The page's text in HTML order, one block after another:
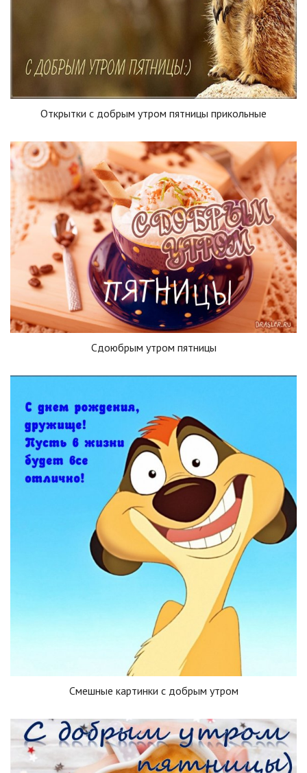
Открытки с добрым утром пятницы прикольные
Сдоюбрым утром пятницы
Смешные картинки с добрым утром